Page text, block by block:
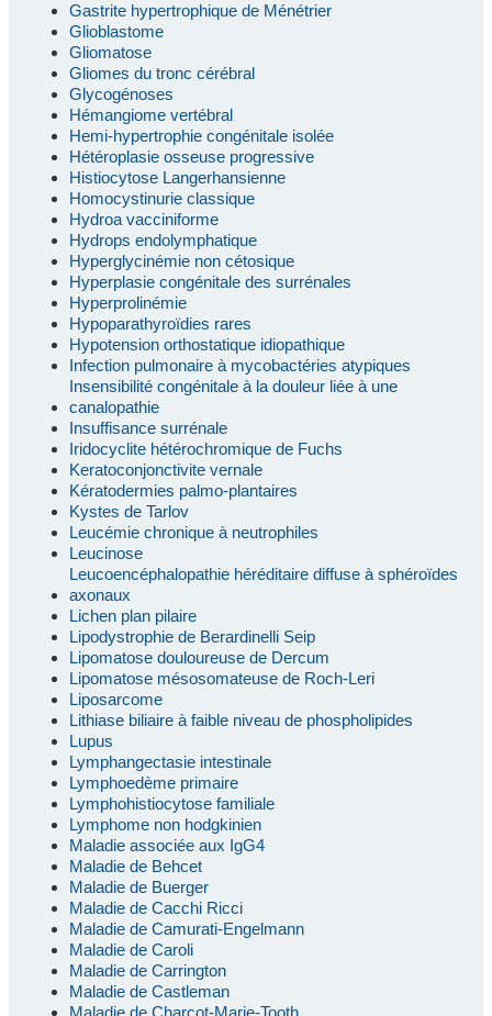
Gastrite hypertrophique de Ménétrier
Glioblastome
Gliomatose
Gliomes du tronc cérébral
Glycogénoses
Hémangiome vertébral
Hemi-hypertrophie congénitale isolée
Hétéroplasie osseuse progressive
Histiocytose Langerhansienne
Homocystinurie classique
Hydroa vacciniforme
Hydrops endolymphatique
Hyperglycinémie non cétosique
Hyperplasie congénitale des surrénales
Hyperprolinémie
Hypoparathyroïdies rares
Hypotension orthostatique idiopathique
Infection pulmonaire à mycobactéries atypiques
Insensibilité congénitale à la douleur liée à une
canalopathie
Insuffisance surrénale
Iridocyclite hétérochromique de Fuchs
Keratoconjonctivite vernale
Kératodermies palmo-plantaires
Kystes de Tarlov
Leucémie chronique à neutrophiles
Leucinose
Leucoencéphalopathie héréditaire diffuse à sphéroïdes
axonaux
Lichen plan pilaire
Lipodystrophie de Berardinelli Seip
Lipomatose douloureuse de Dercum
Lipomatose mésosomateuse de Roch-Leri
Liposarcome
Lithiase biliaire à faible niveau de phospholipides
Lupus
Lymphangectasie intestinale
Lymphoedème primaire
Lymphohistiocytose familiale
Lymphome non hodgkinien
Maladie associée aux IgG4
Maladie de Behcet
Maladie de Buerger
Maladie de Cacchi Ricci
Maladie de Camurati-Engelmann
Maladie de Caroli
Maladie de Carrington
Maladie de Castleman
Maladie de Charcot-Marie-Tooth